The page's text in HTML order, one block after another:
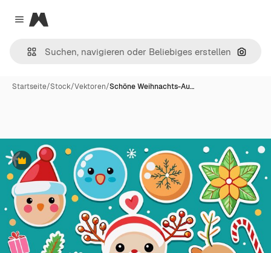
Close menu
Magnific
Nach
Startseite/Stock/Vektoren/Schöne Weihnachts-Au…
Premium